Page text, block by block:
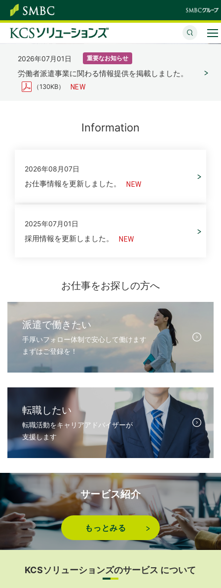
変化の時代に、
柔軟な戦力を
多様なニーズに応える人材と
業務ソリューションをお届けします。
未来につながる、
人と企業の出会い
働く人と企業のベストマッチングを
サポートいたします。
オフィスオペレーション
にインパクトを
私たちはあなたの会社と共に歩み共に躍進します。
ＢＰＯで運用戦略にアクティベーションを届けます。
2026年07月01日 重要なお知らせ
労働者派遣事業に関わる情報提供を掲載しました。
（130KB）
Information
2026年08月07日
お仕事情報を更新しました。
2025年07月01日
採用情報を更新しました。
お仕事をお探しの方へ
派遣で働きたい
手厚いフォロー体制で安心して働けます
まずはご登録を！
転職したい
転職活動をキャリアアドバイザーが
支援します
サービス紹介
もっとみる
KCSソリューションズのサービス について
サービスのご紹介
企業情報
各種情報の取り扱いについて